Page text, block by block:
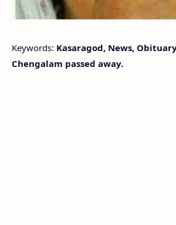
Keywords: Kasaragod, News,
Chengalam passed away.